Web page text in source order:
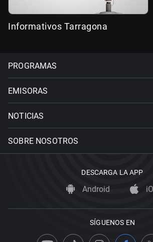
Informativos Tarragona
PROGRAMAS
EMISORAS
NOTICIAS
SOBRE NOSOTROS
DESCARGA LA APP
Android
SÍGUENOS EN